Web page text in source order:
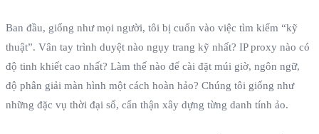
Ban đầu, giống như mọi người, tôi bị cuốn vào việc tìm kiếm “kỹ
thuật”. Vân tay trình duyệt nào ngụy trang kỹ nhất? IP proxy nào có
độ tinh khiết cao nhất? Làm thế nào để cài đặt múi giờ, ngôn ngữ,
độ phân giải màn hình một cách hoàn hảo? Chúng tôi giống như
những đặc vụ thời đại số, cẩn thận xây dựng từng danh tính ảo.